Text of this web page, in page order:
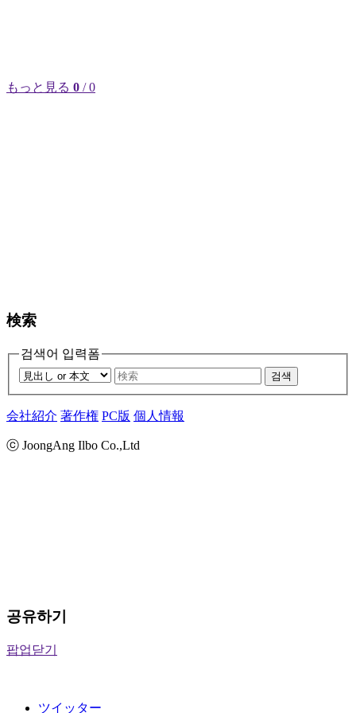
もっと見る 0 / 0
検索
검색어 입력폼
검색
会社紹介 著作権 PC版 個人情報
ⓒ JoongAng Ilbo Co.,Ltd
공유하기
팝업닫기
ツイッター